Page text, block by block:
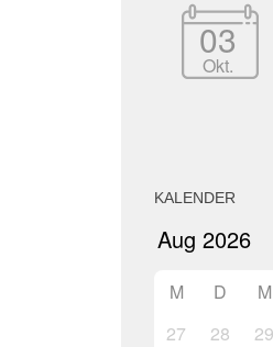
03
Okt.
KALENDER
M D M
27
28 29